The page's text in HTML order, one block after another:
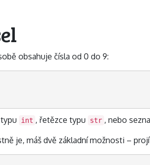
obsahuje čísla od 0 do 9:
int , řetězce typu str , nebo
je, máš dvě základní možnosti –